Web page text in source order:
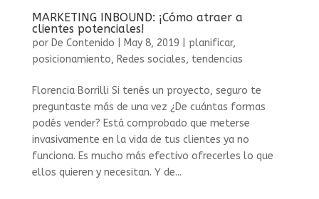
MARKETING INBOUND: ¡Cómo atraer a
clientes potenciales!
por De Contenido May 8, 2019 planificar,
posicionamiento, Redes sociales, tendencias
Florencia Borrilli Si tenés un proyecto, seguro te
preguntaste más de una vez ¿De cuántas formas
podés vender? Está comprobado que meterse
invasivamente en la vida de tus clientes ya no
funciona. Es mucho más efectivo ofrecerles lo que
ellos quieren y necesitan. Y de...